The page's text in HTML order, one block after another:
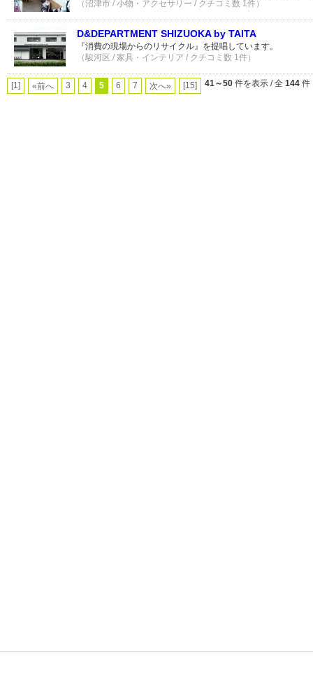
（沼津市 / 小物・アクセサリー / クチコミ数 1件）
D&DEPARTMENT SHIZUOKA by TAITA
『消費の現場からのリサイクル』を提唱しています。
（駿河区 / 家具・インテリア / クチコミ数 1件）
[1] «前へ 3 4 5 6 7 次へ» [15] 41～50 件を表示 / 全 144 件